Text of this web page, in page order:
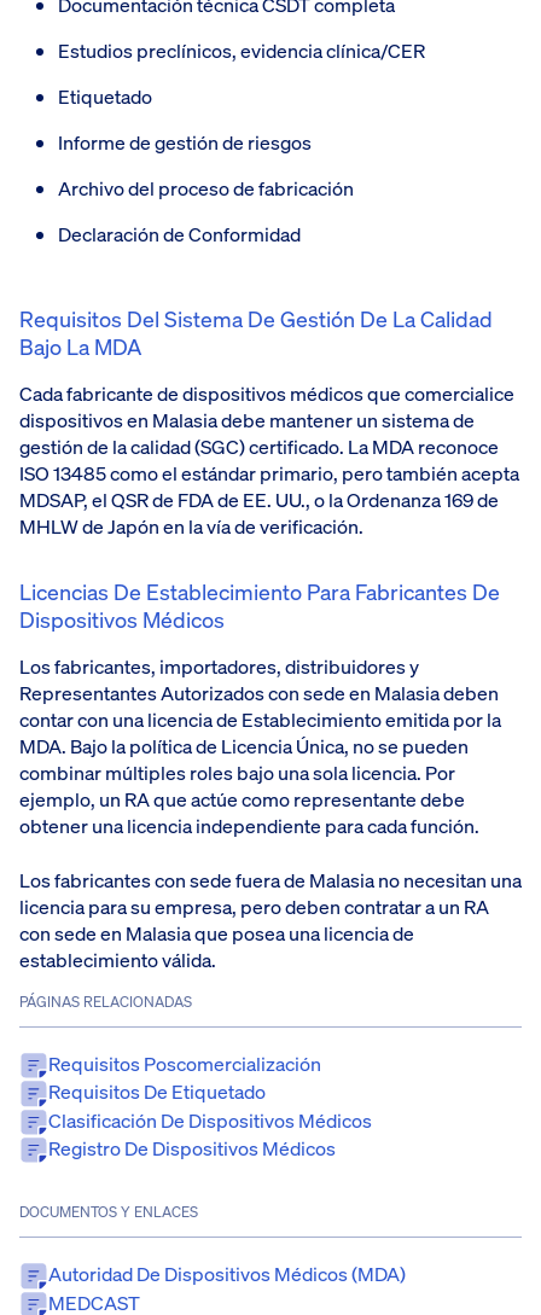
Estudios preclínicos, evidencia clínica/CER
Etiquetado
Informe de gestión de riesgos
Archivo del proceso de fabricación
Declaración de Conformidad
Requisitos Del Sistema De Gestión De La Calidad
Bajo La MDA
Cada fabricante de dispositivos médicos que comercialice
dispositivos en Malasia debe mantener un sistema de
gestión de la calidad (SGC) certificado. La MDA reconoce
ISO 13485 como el estándar primario, pero también acepta
MDSAP, el QSR de FDA de EE. UU., o la Ordenanza 169 de
MHLW de Japón en la vía de verificación.
Licencias De Establecimiento Para Fabricantes De
Dispositivos Médicos
Los fabricantes, importadores, distribuidores y
Representantes Autorizados con sede en Malasia deben
contar con una licencia de Establecimiento emitida por la
MDA. Bajo la política de Licencia Única, no se pueden
combinar múltiples roles bajo una sola licencia. Por
ejemplo, un RA que actúe como representante debe
obtener una licencia independiente para cada función.
Los fabricantes con sede fuera de Malasia no necesitan una
licencia para su empresa, pero deben contratar a un RA
con sede en Malasia que posea una licencia de
establecimiento válida.
PÁGINAS RELACIONADAS
Requisitos Poscomercialización
Requisitos De Etiquetado
Clasificación De Dispositivos Médicos
Registro De Dispositivos Médicos
DOCUMENTOS Y ENLACES
Autoridad De Dispositivos Médicos (MDA)
MEDCAST